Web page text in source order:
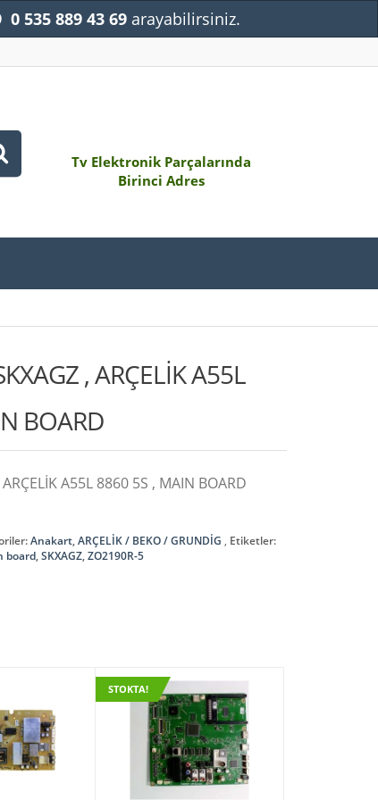
Tv Elektronik Parçalarında
Birinci Adres
, ARÇELİK A55L
BOARD
A55L 8860 5S , MAIN BOARD
Anakart,ARÇELİK / BEKO / GRUNDİG
Etiketler:
board,SKXAGZ,ZO2190R-5
STOKTA!
0 535 889 43 69 arayabilirsiniz.